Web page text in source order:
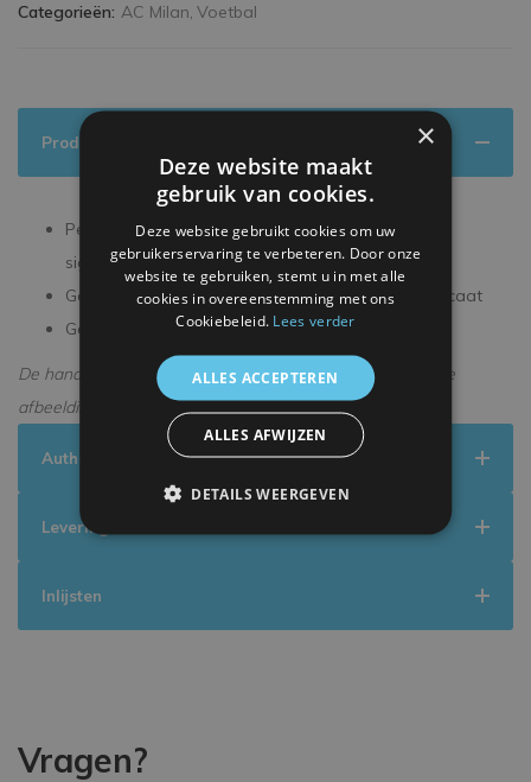
Categorieën: AC Milan, Voetbal
Productinformatie
Persoonlijk gesigneerd tijdens een exclusieve
signeersessie
Geleverd met een officieel ICONS echtheidscertificaat
Geleverd in een premium verpakking
De handtekening kan enigszins afwijken van de getoonde
afbeelding.
Authenticiteit
Levering
Inlijsten
Vragen?
×
Deze website maakt
gebruik van cookies.
Deze website gebruikt cookies om uw
gebruikerservaring te verbeteren. Door onze
website te gebruiken, stemt u in met alle
cookies in overeenstemming met ons
Cookiebeleid. Lees verder
ALLES ACCEPTEREN
ALLES AFWIJZEN
DETAILS WEERGEVEN